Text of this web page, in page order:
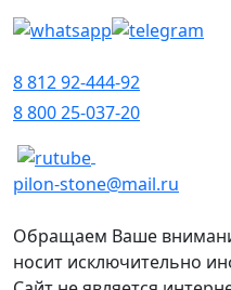
8 812 92-444-92
8 800 25-037-20
pilon-stone@mail.ru
Обращаем Ваше
носит исключительно